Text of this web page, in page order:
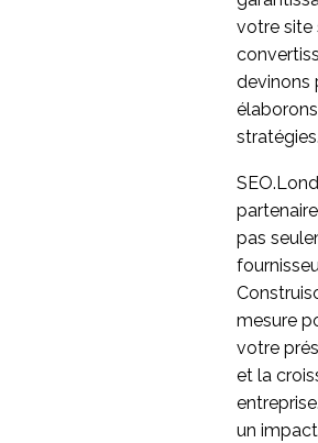
votre site
devinons
stratégies.
pas
mesure
votre
et la
un